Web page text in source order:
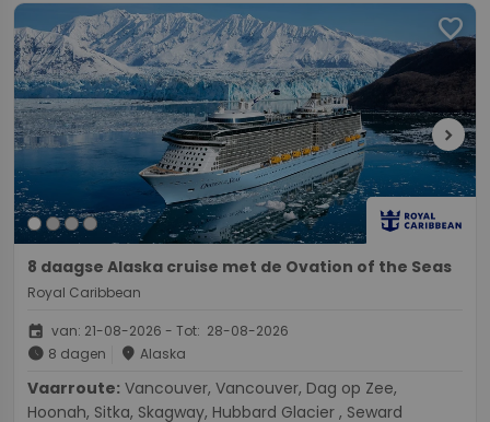
favorite
chevron_right
8 daagse Alaska cruise met de Ovation of the Seas
Royal Caribbean
event van: 21-08-2026 - Tot: 28-08-2026
schedule 8 dagen place Alaska
Vaarroute:
Hoonah, Sitka, Skagway, Hubbard Glacier , Seward